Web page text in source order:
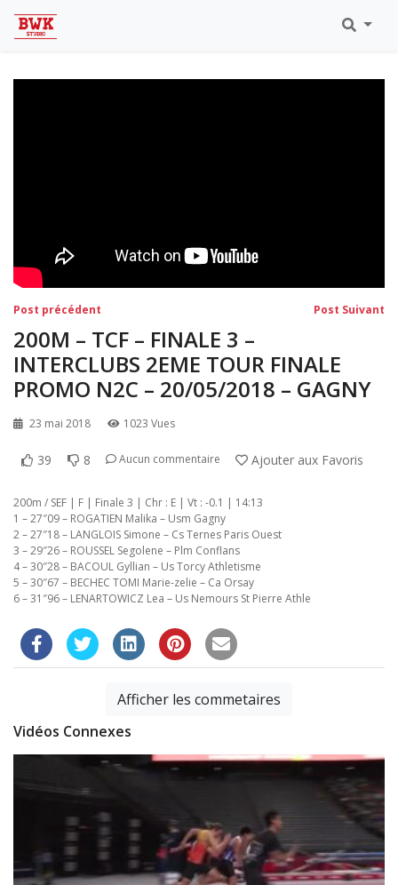
Eaubonne 2019
Navigation
de
l’article
Post précédent Post Suivant
200M – TCF – FINALE 3 –
INTERCLUBS 2EME TOUR FINALE
PROMO N2C – 20/05/2018 – GAGNY
23 mai 2018 1023 Vues
39 8 Aucun commentaire Ajouter aux Favoris
200m / SEF | F | Finale 3 | Chr : E | Vt : -0.1 | 14:13
1 – 27″09 – ROGATIEN Malika – Usm Gagny
2 – 27″18 – LANGLOIS Simone – Cs Ternes Paris Ouest
3 – 29″26 – ROUSSEL Segolene – Plm Conflans
4 – 30″28 – BACOUL Gyllian – Us Torcy Athletisme
5 – 30″67 – BECHEC TOMI Marie-zelie – Ca Orsay
6 – 31″96 – LENARTOWICZ Lea – Us Nemours St Pierre Athle
Afficher les commetaires
Vidéos Connexes